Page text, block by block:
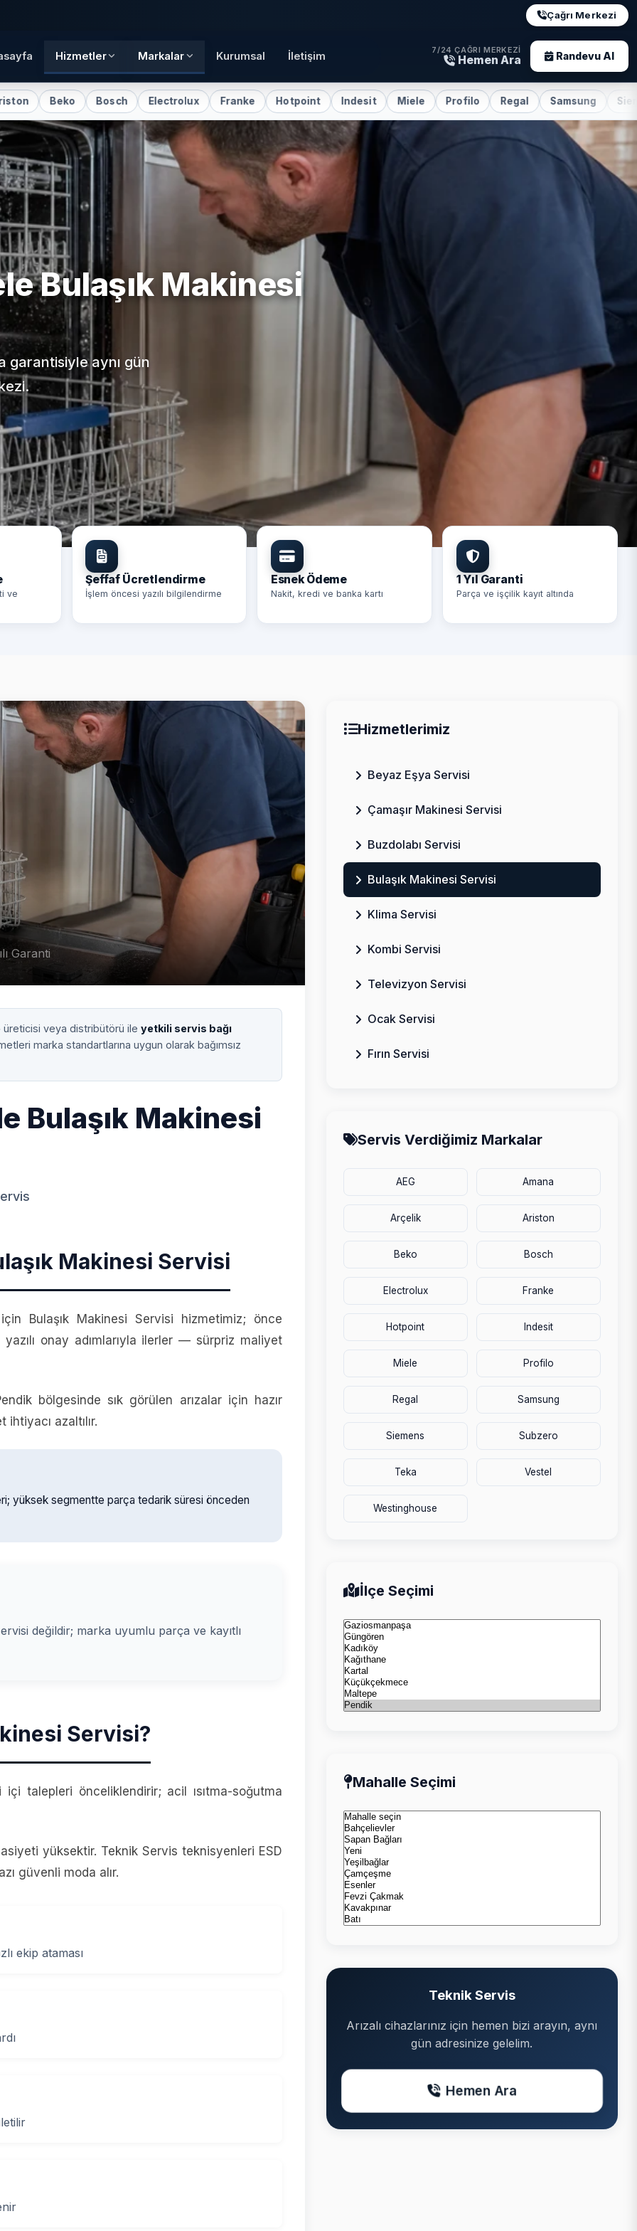
Çağrı Merkezi
Hizmetler Markalar Kurumsal İletişim 7/24 ÇAĞRI MERKEZI
Hemen Ara Randevu Al
Bosch Electrolux Franke Hotpoint Indesit Miele Profilo Regal Samsung Siemens
Bulaşık Makinesi
aynı gün
ve
Şeffaf Ücretlendirme
İşlem öncesi yazılı bilgilendirme
Esnek Ödeme
Nakit, kredi ve banka kartı
1 Yıl Garanti
Parça ve işçilik kayıt altında
Garanti
üreticisi veya distribütörü ileyetkili servis bağı
marka standartlarına uygun olarak bağımsız
Bulaşık Makinesi
Makinesi Servisi
Bulaşık Makinesi Servisi hizmetimiz; önce
onay adımlarıyla ilerler — sürpriz maliyet
bölgesinde sık görülen arızalar için hazır
azaltılır.
yüksek segmentte parça tedarik süresi önceden
değildir; marka uyumlu parça ve kayıtlı
Servisi?
talepleri önceliklendirir; acil ısıtma-soğutma
yüksektir. Teknik Servis teknisyenleri ESD
güvenli moda alır.
ekip ataması
Hizmetlerimiz
Beyaz Eşya Servisi
Çamaşır Makinesi Servisi
Buzdolabı Servisi
Bulaşık Makinesi Servisi
Klima Servisi
Kombi Servisi
Televizyon Servisi
Ocak Servisi
Fırın Servisi
Servis Verdiğimiz Markalar
AEG Amana
Arçelik Ariston
Beko Bosch
Electrolux Franke
Hotpoint Indesit
Miele Profilo
Regal Samsung
Siemens Subzero
Teka Vestel
Westinghouse
İlçe Seçimi
Mahalle Seçimi
Teknik Servis
Arızalı cihazlarınız için hemen bizi arayın, aynı
gün adresinize gelelim.
Hemen Ara